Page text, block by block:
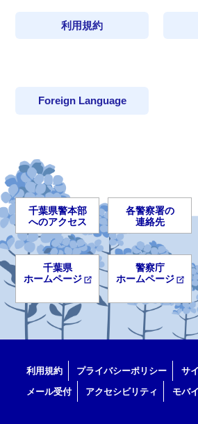
利用規約
Foreign Language
千葉県警本部
へのアクセス
各警察署の
連絡先
千葉県
ホームページ
警察庁
ホームページ
利用規約 プライバシーポリシー
サ
メール受付
アクセシビリティ モバ